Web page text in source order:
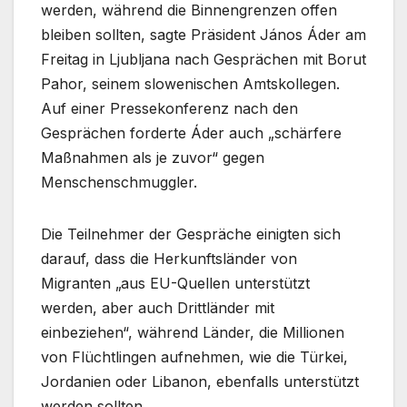
werden, während die Binnengrenzen offen
bleiben sollten, sagte Präsident János Áder am
Freitag in Ljubljana nach Gesprächen mit Borut
Pahor, seinem slowenischen Amtskollegen.
Auf einer Pressekonferenz nach den
Gesprächen forderte Áder auch „schärfere
Maßnahmen als je zuvor“ gegen
Menschenschmuggler.
Die Teilnehmer der Gespräche einigten sich
darauf, dass die Herkunftsländer von
Migranten „aus EU-Quellen unterstützt
werden, aber auch Drittländer mit
einbeziehen“, während Länder, die Millionen
von Flüchtlingen aufnehmen, wie die Türkei,
Jordanien oder Libanon, ebenfalls unterstützt